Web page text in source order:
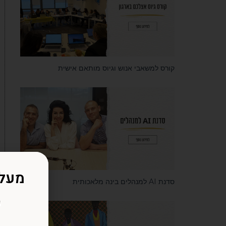
קורס למשאבי אנוש וגיוס מותאם אישית
סדנת AI למנהלים בינה מלאכותית מעל 20 שנות ניסיון. למה שלא